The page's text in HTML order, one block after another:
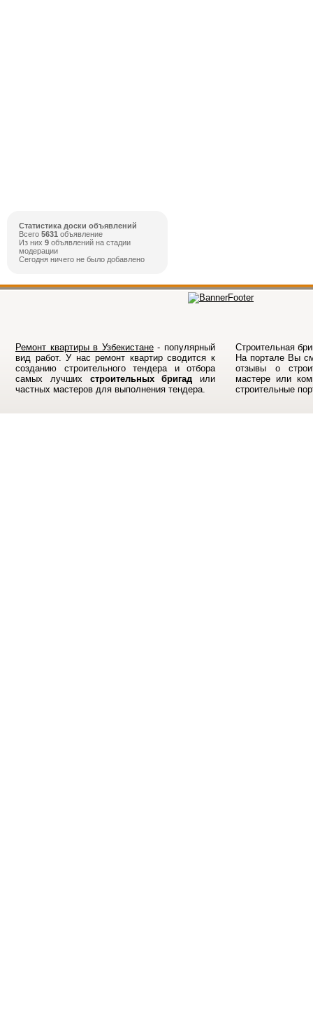
Статистика доски объявлений
Всего 5631 объявление
Из них 9 объявлений на стадии
модерации
Сегодня ничего не было добавлено
Ремонт квартиры в Узбекистане- популярный
вид работ. У нас ремонт квартир сводится к
созданию строительного тендера и отбора
самых лучших строительных бригад или
частных мастеров для выполнения тендера.
Строительная
На порталe Вы
отзывы о
мастере или
строительные